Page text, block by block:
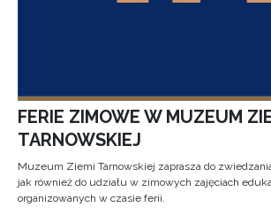
FERIE ZIMOWE W MUZEUM
TARNOWSKIEJ
Muzeum Ziemi Tarnowskiej zaprasza do
jak również do udziału w zimowych zajęciach
organizowanych w czasie ferii.